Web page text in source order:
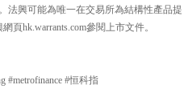
法興可能為唯一在交易所為結構性產品提
hk.warrants.com參閱上市文件。
#metrofinance #恒科指